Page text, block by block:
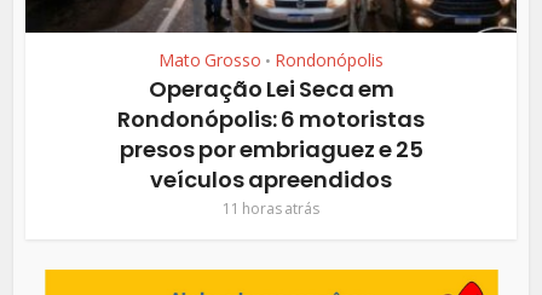
Mato Grosso • Rondonópolis
Operação Lei Seca em
Rondonópolis: 6 motoristas
presos por embriaguez e 25
veículos apreendidos
11 horas atrás